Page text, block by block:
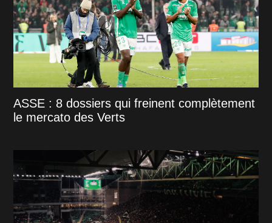
ASSE : 8 dossiers qui freinent complètement
le mercato des Verts